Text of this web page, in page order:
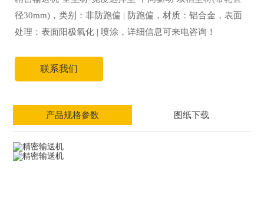
径30mm)，类别：非防跑偏 | 防跑偏，材质：铝合金，表面
处理：表面阳极氧化 | 喷涂，详细信息可来电咨询！
联系我们
产品规格参数 图纸下载